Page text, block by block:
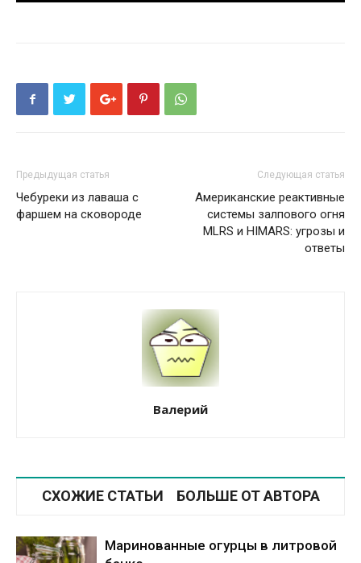
Предыдущая статья
Чебуреки из лаваша с
фаршем на сковороде
Следующая статья
Американские реактивные
системы залпового огня
MLRS и HIMARS: угрозы и
ответы
Валерий
СХОЖИЕ СТАТЬИ БОЛЬШЕ ОТ АВТОРА
Маринованные огурцы в литровой